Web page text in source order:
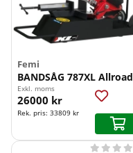
Femi
BANDSÅG 787XL Allroad
Exkl. moms
26000 kr
Rek. pris: 33809 kr
   